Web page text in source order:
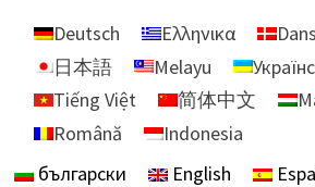
Deutsch Ελληνικα
日本語
Melayu
Tiếng Việt
简体中文
Română
Indonesia
български
English